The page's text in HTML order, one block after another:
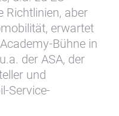
Richtlinien, aber
erwartet
Bühne in
der ASA, der
und
Service-